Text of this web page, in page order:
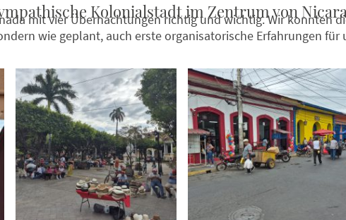
mit vier Übernachtungen richtig und wichtig. Wir konnten
wie geplant, auch erste organisatorische Erfahrungen für
Kolonialstadt im Zentrum von